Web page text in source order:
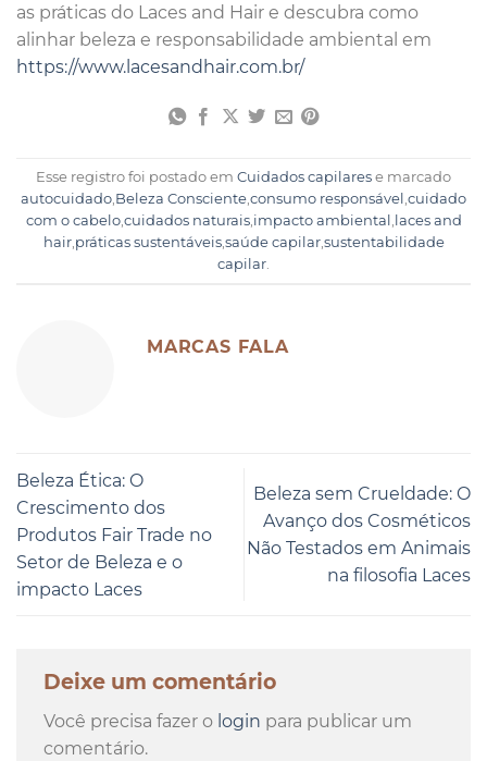
as práticas do Laces and Hair e descubra como
alinhar beleza e responsabilidade ambiental em
https://www.lacesandhair.com.br/
Esse registro foi postado em Cuidados capilares e marcado
autocuidado Beleza Consciente consumo responsável cuidado
com o cabelo, cuidados naturais, impacto ambiental
laces and
hair, práticas sustentáveis, saúde capilar, sustentabilidade
capilar
MARCAS FALA
Beleza Ética: O
Crescimento dos
Produtos Fair Trade no
Setor de Beleza e o
impacto Laces
Beleza sem Crueldade: O
Avanço dos Cosméticos
Não Testados em Animais
na filosofia Laces
Deixe um comentário
Você precisa fazer o login para publicar um
comentário.